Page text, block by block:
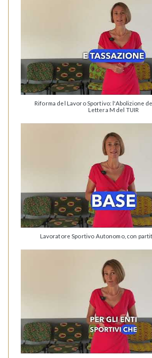
Riforma del Lavoro Sportivo: l'Abolizione
Lettera M del TUIR
Lavoratore Sportivo Autonomo, con